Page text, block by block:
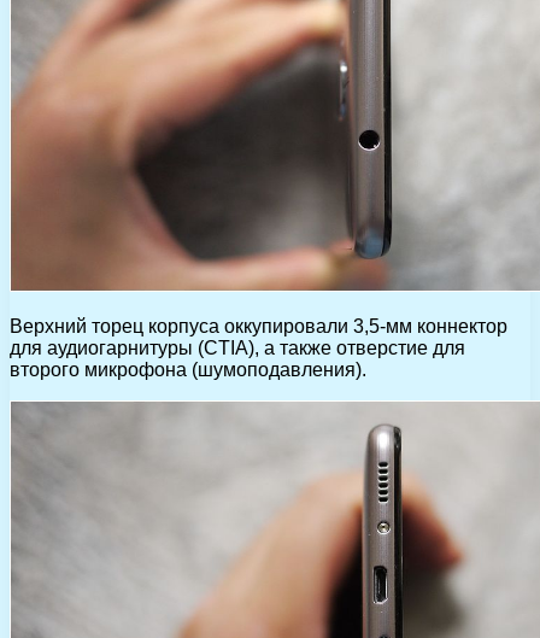
Верхний торец корпуса оккупировали 3,5-мм коннектор
для аудиогарнитуры (CTIA), а также отверстие для
второго микрофона (шумоподавления).